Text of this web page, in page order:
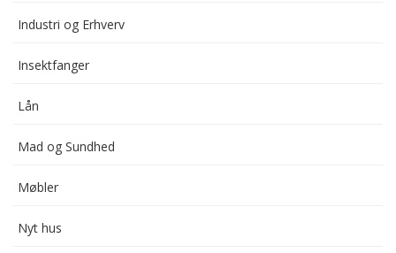
Industri og Erhverv
Insektfanger
Lån
Mad og Sundhed
Møbler
Nyt hus